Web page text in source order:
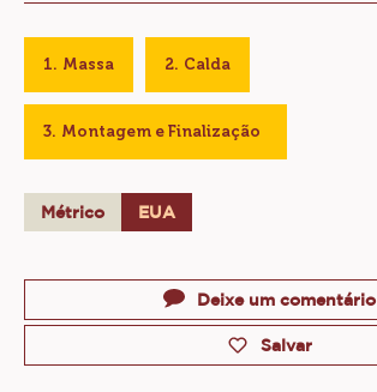
Massa Calda
Montagem e Finalização
Métrico EUA
Deixe um comentário
Salvar